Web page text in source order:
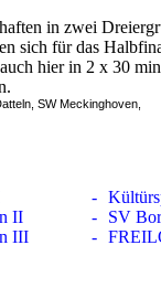
in zwei
sich für das
hier in 2 x 30
SW Meckinghoven,
II
III
-
-
-
SV